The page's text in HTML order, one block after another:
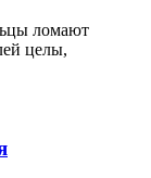
ломают
целы,